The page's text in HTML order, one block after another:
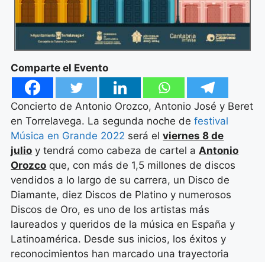
Comparte el Evento
Concierto de Antonio Orozco, Antonio José y Beret
en Torrelavega. La segunda noche defestival
Música en Grande 2022 será elviernes 8 de
julio y tendrá como cabeza de cartel aAntonio
Orozco que, con más de 1,5 millones de discos
vendidos a lo largo de su carrera, un Disco de
Diamante, diez Discos de Platino y numerosos
Discos de Oro, es uno de los artistas más
laureados y queridos de la música en España y
Latinoamérica. Desde sus inicios, los éxitos y
reconocimientos han marcado una trayectoria